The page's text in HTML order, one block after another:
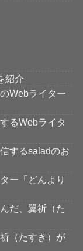
紹介
Webライター
るWebライタ
するsaladのお
ー「どんより
だ、翼祈（た
（たすき）が